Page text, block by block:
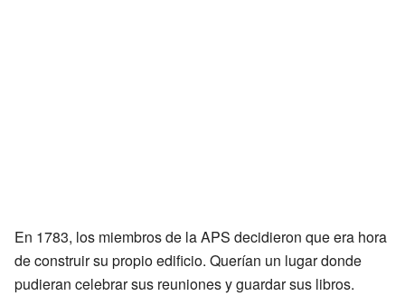
En 1783, los miembros de la APS decidieron que era hora
de construir su propio edificio. Querían un lugar donde
pudieran celebrar sus reuniones y guardar sus libros.